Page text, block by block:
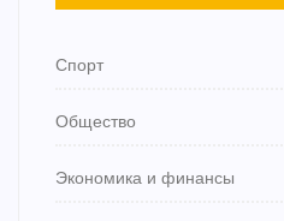
Спорт
Общество
Экономика и финансы